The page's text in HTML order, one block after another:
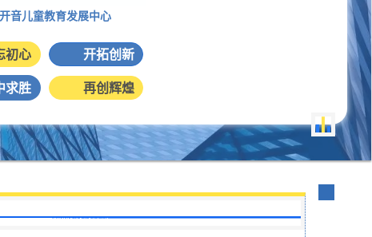
开音儿童教育发展中心
初心 开拓创新
求胜 再创辉煌